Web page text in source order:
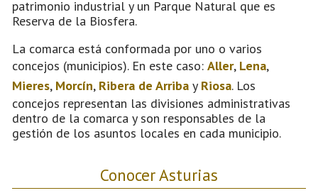
patrimonio industrial y un Parque Natural que es
Reserva de la Biosfera.
La comarca está conformada por uno o varios
concejos (municipios). En este caso: Aller, Lena,
Mieres, Morcín, Ribera de Arriba y Riosa. Los
concejos representan las divisiones administrativas
dentro de la comarca y son responsables de la
gestión de los asuntos locales en cada municipio.
Conocer Asturias